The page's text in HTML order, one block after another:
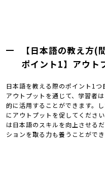
【日本語の教え方(
ポイント1】アウト
日本語を教える際のポイント1つ
アウトプットを通じて、学習者
的に活用することができます。
にアウトプットを促してくださ
は日本語のスキルを向上させる
ションを取る力も養うことができ